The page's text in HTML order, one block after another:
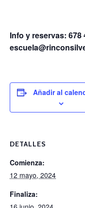
Info y reservas: 678
Añadir al
DETALLES
Comienza:
12 mayo, 2024
Finaliza: